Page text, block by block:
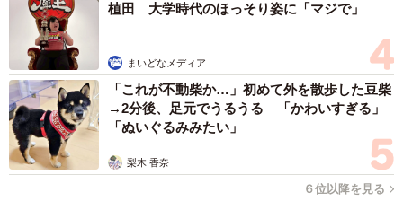
植田 大学時代のほっそり姿に「マジで」
まいどなメディア
「これが不動柴か…」初めて外を散歩した豆柴
→2分後、足元でうるうる 「かわいすぎる」
「ぬいぐるみみたい」
梨木 香奈
６位以降を見る